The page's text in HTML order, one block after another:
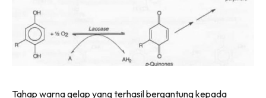
Tahap warna gelap yang terhasil bergantung kepada